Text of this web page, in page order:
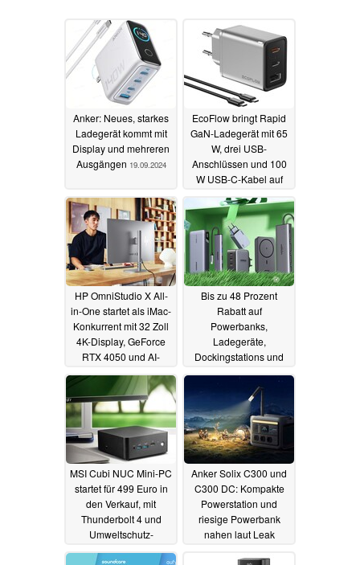
Anker: Neues, starkes
Ladegerät kommt mit
Display und mehreren
Ausgängen 19.09.2024
EcoFlow bringt Rapid
GaN-Ladegerät mit 65
W, drei USB-
Anschlüssen und 100
W USB-C-Kabel auf
den Markt01.08.2024
HP OmniStudio X All-
in-One startet als iMac-
Konkurrent mit 32 Zoll
4K-Display, GeForce
RTX 4050 und AI-
Features17.07.2024
Bis zu 48 Prozent
Rabatt auf
Powerbanks,
Ladegeräte,
Dockingstations und
mehr: Ugreen
Angebote zum Prime
17.07.2024
MSI Cubi NUC Mini-PC
startet für 499 Euro in
den Verkauf, mit
Thunderbolt 4 und
Umweltschutz-
Features16.07.2024
Anker Solix C300 und
C300 DC: Kompakte
Powerstation und
riesige Powerbank
nahen laut Leak